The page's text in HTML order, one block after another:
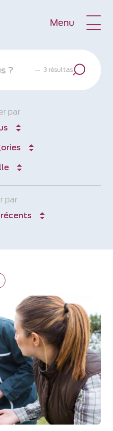
Menu
— 3 résultas
par
par